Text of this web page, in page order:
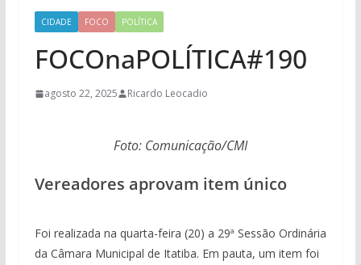
CIDADE FOCO POLÍTICA
FOCOnaPOLÍTICA#190
agosto 22, 2025 Ricardo Leocadio
Foto: Comunicação/CMI
Vereadores aprovam item único
Foi realizada na quarta-feira (20) a 29ª Sessão Ordinária
da Câmara Municipal de Itatiba. Em pauta, um item foi